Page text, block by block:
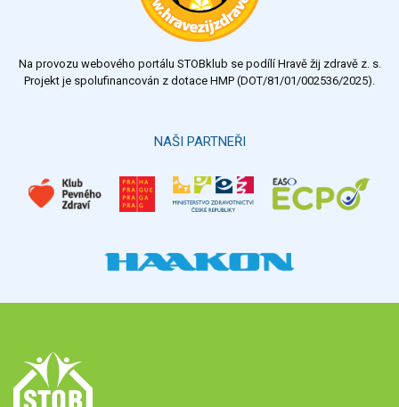
Na provozu webového portálu STOBklub se podílí Hravě žij zdravě z. s.
Projekt je spolufinancován z dotace HMP (DOT/81/01/002536/2025).
NAŠI PARTNEŘI